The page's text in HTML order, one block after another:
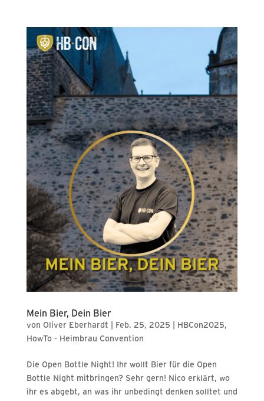
Mein Bier, Dein Bier
von Oliver Eberhardt Feb. 25, 2025 HBCon2025,
HowTo - Heimbrau Convention
Die Open Bottle Night! Ihr wollt Bier für die Open
Bottle Night mitbringen? Sehr gern! Nico erklärt, wo
ihr es abgebt, an was ihr unbedingt denken solltet und